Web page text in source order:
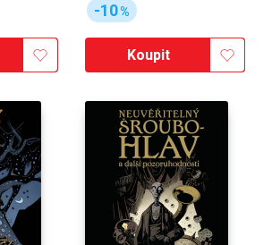
-10%
Koupit